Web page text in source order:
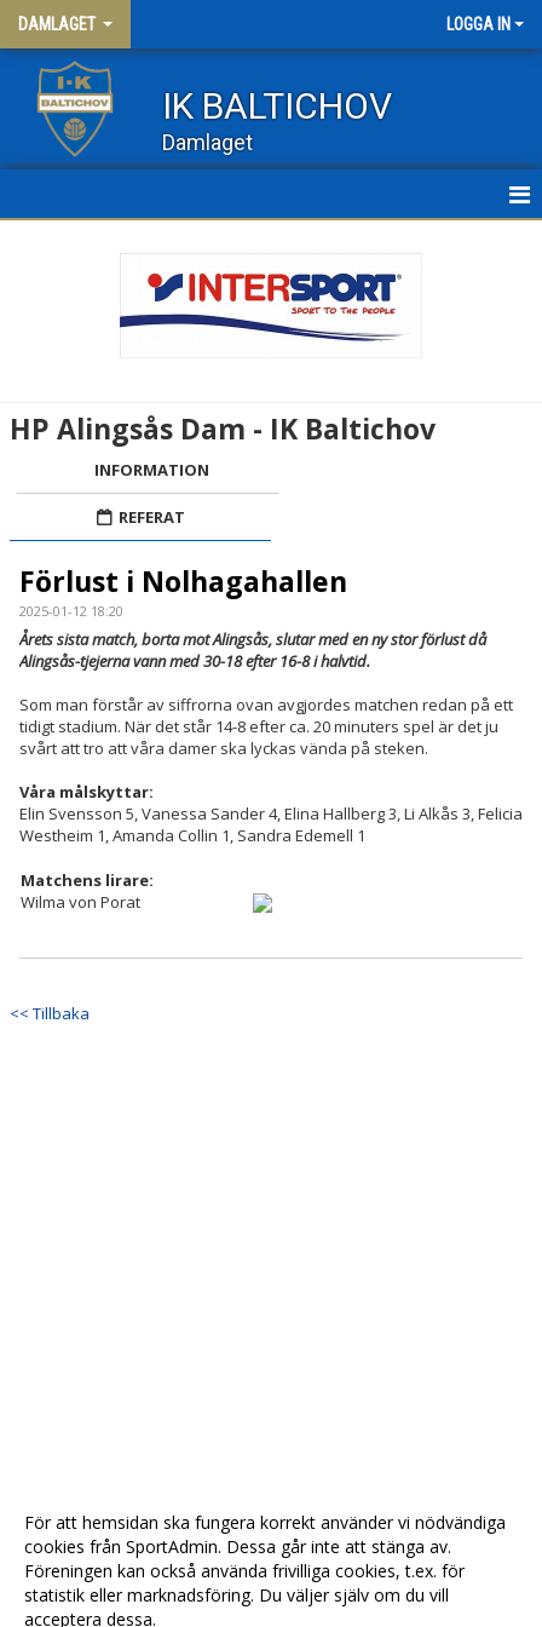
DAMLAGET LOGGA IN
IK BALTICHOV
Damlaget
HP Alingsås Dam - IK Baltichov
INFORMATION
REFERAT
Förlust i Nolhagahallen
2025-01-12 18:20
Årets sista match, borta mot Alingsås, slutar med en ny stor förlust då
Alingsås-tjejerna vann med 30-18 efter 16-8 i halvtid.
Som man förstår av siffrorna ovan avgjordes matchen redan på ett
tidigt stadium. När det står 14-8 efter ca. 20 minuters spel är det ju
svårt att tro att våra damer ska lyckas vända på steken.
Våra målskyttar:
Elin Svensson 5, Vanessa Sander 4, Elina Hallberg 3, Li Alkås 3, Felicia
Westheim 1, Amanda Collin 1, Sandra Edemell 1
Matchens lirare:
Wilma von Porat
<< Tillbaka
För att hemsidan ska fungera korrekt använder vi nödvändiga
cookies från SportAdmin. Dessa går inte att stänga av.
Föreningen kan också använda frivilliga cookies, t.ex. för
statistik eller marknadsföring. Du väljer själv om du vill
acceptera dessa.